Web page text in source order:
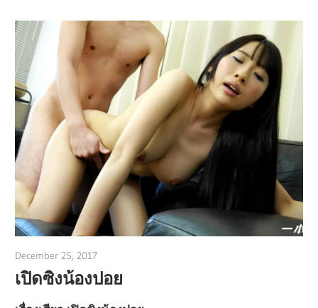
December 25, 2017
เปิดซิงน้องปอย